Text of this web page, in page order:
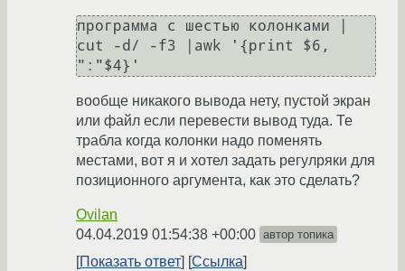
программа с шестью колонками |
cut -d/ -f3 |awk '{print $6,
":"$4}'
вообще никакого вывода нету, пустой экран
или файл если перевести вывод туда. Те
трабла когда колонки надо поменять
местами, вот я и хотел задать регулряки для
позиционного аргумента, как это сделать?
Ovilan
04.04.2019 01:54:38 +00:00 автор топика
Показать ответ Ссылка